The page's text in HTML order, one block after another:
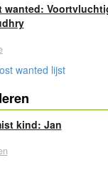
wanted:
wanted lijst
kind: Jan